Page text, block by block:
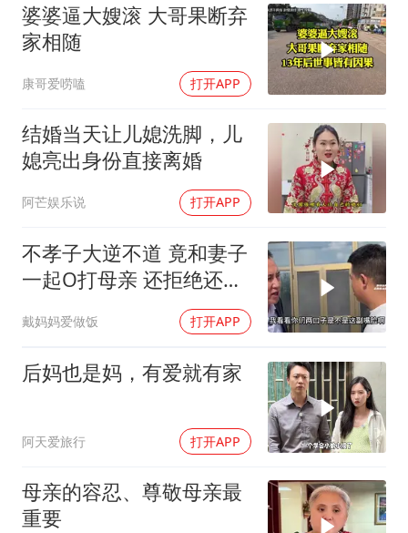
东方甄选被判赔偿江小白30万元
奋进开新局 实干挑大梁
婆婆逼大嫂滚 大哥果断弃
家相随
康哥爱唠嗑 打开APP
结婚当天让儿媳洗脚，儿
媳亮出身份直接离婚
阿芒娱乐说 打开APP
不孝子大逆不道 竟和妻子
一起O打母亲 还拒绝还母
戴妈妈爱做饭 打开APP
后妈也是妈，有爱就有家
阿天爱旅行 打开APP
母亲的容忍、尊敬母亲最
重要